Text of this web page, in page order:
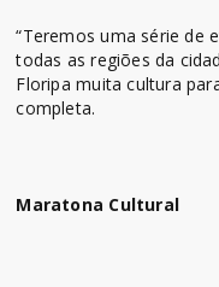
“Teremos uma série de
todas as regiões da
Floripa muita cultura
completa.
Maratona Cultural